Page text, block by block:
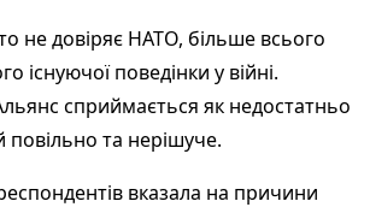
не довіряє НАТО, більше всього
існуючої поведінки у війні.
сприймається як недостатньо
повільно та нерішуче.
вказала на причини